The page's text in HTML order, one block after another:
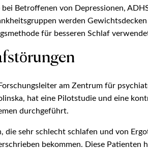
Betroffenen von Depressionen,
werden
für besseren Schlaf
am Zentrum für
hat eine Pilotstudie und eine
durchgeführt.
die sehr schlecht schlafen und von
bekommen. Diese Patienten